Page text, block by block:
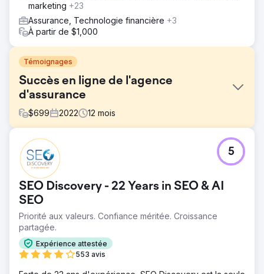
marketing +23
Assurance, Technologie financière +3
À partir de $1,000
Témoignages
Succès en ligne de l'agence
d'assurance
$699 2022 12 mois
Défi
Une petite compagnie d'assurance de Sumter, en
Caroline du Sud, avait du mal à gagner en visibilité sur
Google et à attirer de nouveaux clients. Ils recherchaient
un partenaire fiable pour les aider à améliorer leur
présence en ligne et à obtenir un retour sur
Solution
Local & Qualified a mené une analyse approfondie et
développé une stratégie de référencement complète. Ils
ont optimisé le site Web du client, amélioré la qualité du
SEO Discovery - 22 Years in SEO & AI
SEO
Priorité aux valeurs. Confiance méritée. Croissance
partagée.
Expérience attestée
553 avis
5